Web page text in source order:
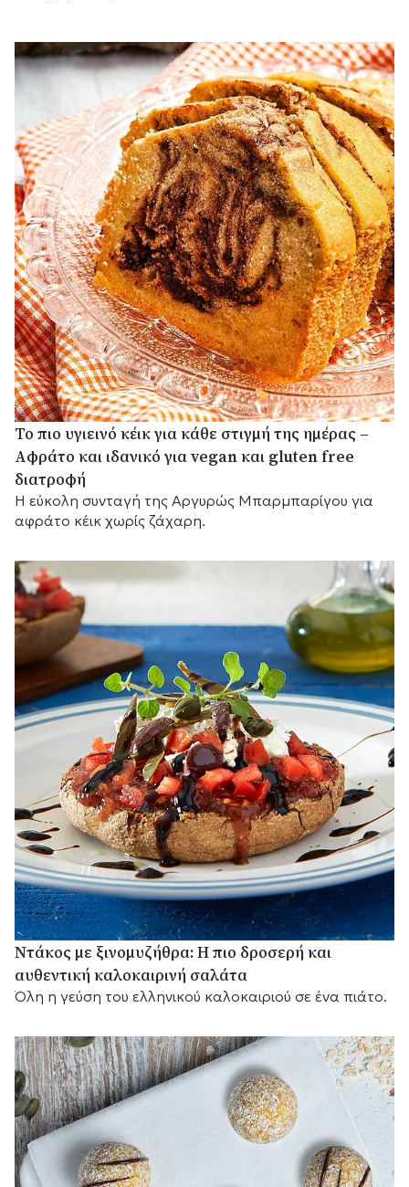
Το πιο υγιεινό κέικ για κάθε στιγμή της ημέρας –
Αφράτο και ιδανικό για vegan και gluten free
διατροφή
Η εύκολη συνταγή της Αργυρώς Μπαρμπαρίγου για
αφράτο κέικ χωρίς ζάχαρη.
Ντάκος με ξινομυζήθρα: Η πιο δροσερή και
αυθεντική καλοκαιρινή σαλάτα
Όλη η γεύση του ελληνικού καλοκαιριού σε ένα πιάτο.